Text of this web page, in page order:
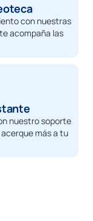
con nuestras
acompaña las
nuestro soporte
más a tu